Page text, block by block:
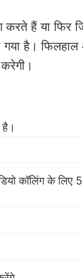
हैं या फिर
है। फिलहाल
करेगी।
कॉलिंग के लिए